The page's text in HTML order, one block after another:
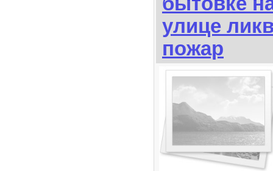
улице
пожар